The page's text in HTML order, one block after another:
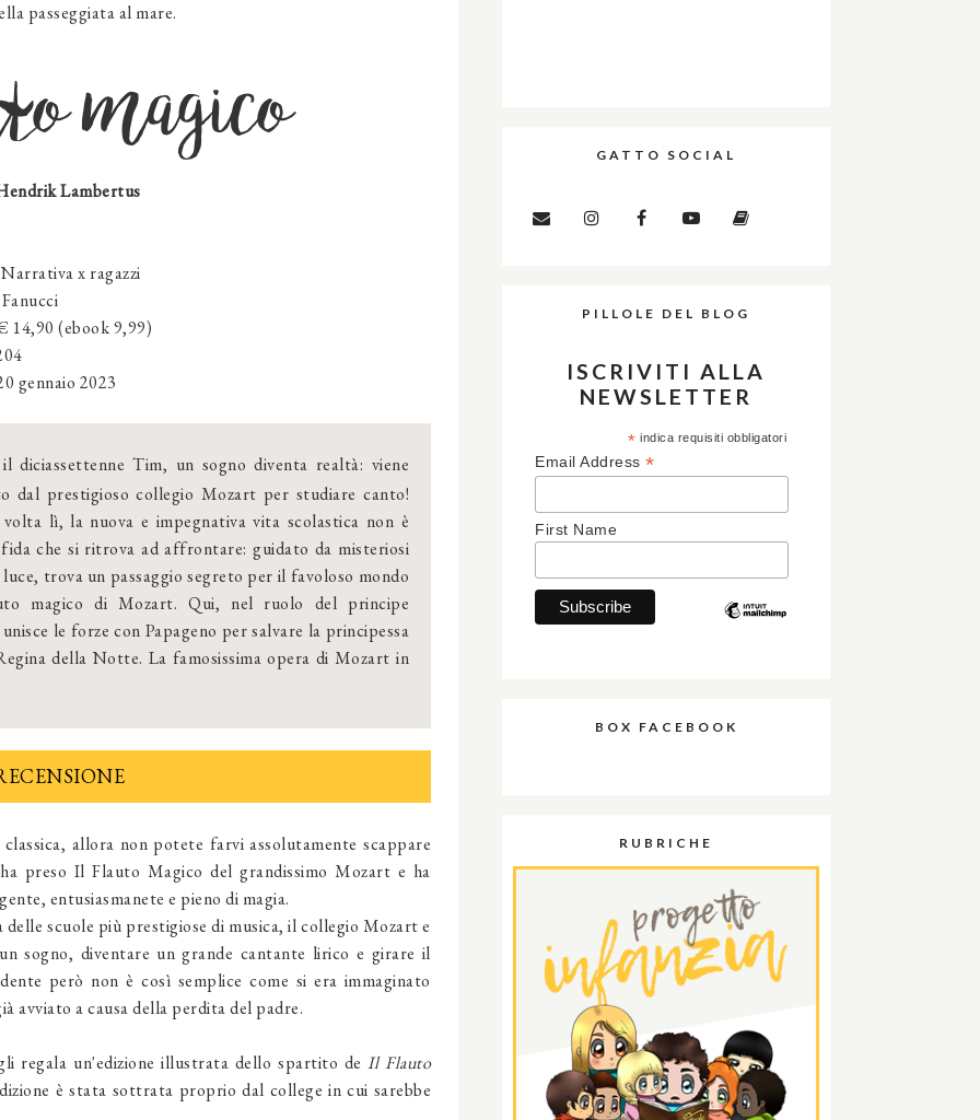
passeggiata al mare.
magico
Lambertus
x ragazzi
Fanucci
14,90 (ebook 9,99)
gennaio 2023
diciassettenne Tim, un sogno diventa realtà: viene
dal prestigioso collegio Mozart per studiare canto!
lì, la nuova e impegnativa vita scolastica non è
che si ritrova ad affrontare: guidato da misteriosi
trova un passaggio segreto per il favoloso mondo
magico di Mozart. Qui, nel ruolo del principe
le forze con Papageno per salvare la principessa
della Notte. La famosissima opera di Mozart in
allora non potete farvi assolutamente scappare
preso Il Flauto Magico del grandissimo Mozart e ha
entusiasmanete e pieno di magia.
scuole più prestigiose di musica, il collegio Mozart e
sogno, diventare un grande cantante lirico e girare il
però non è così semplice come si era immaginato
avviato a causa della perdita del padre.
regala un'edizione illustrata dello spartito deIl Flauto
è stata sottrata proprio dal college in cui sarebbe
GATTO SOCIAL
PILLOLE DEL BLOG
ISCRIVITI ALLA
NEWSLETTER
* indica requisiti obbligatori
Email Address *
First Name
BOX FACEBOOK
RUBRICHE